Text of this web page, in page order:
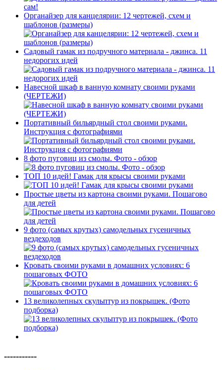
Органайзер для канцелярии: 12 чертежей, схем и
шаблонов (размеры)
Садовый гамак из подручного материала - джинса. 11
недорогих идей
Навесной шкаф в ванную комнату своими руками
(ЧЕРТЕЖИ)
Портативный бильярдный стол своими руками.
Инструкция с фотографиями
8 фото пуговиц из смолы. Фото - обзор
ТОП 10 идей! Гамак для крысы своими руками
Простые цветы из картона своими руками. Пошагово
для детей
9 фото (самых крутых) самодельных гусеничных
вездеходов
Кровать своими руками в домашних условиях: 6
пошаговых ФОТО
13 великолепных скульптур из покрышек. (Фото
подборка)
-----------